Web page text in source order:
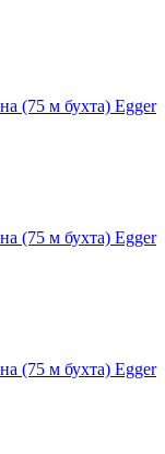
(75 м бухта) Egger
(75 м бухта) Egger
(75 м бухта) Egger